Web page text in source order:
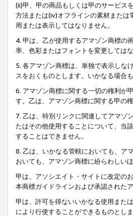
(ii)甲、甲の商品もしくは甲のサービス
方法または(iv)オフラインの素材または
用または表示してはなりません。
4. 甲は、乙が使用するアマゾン商標の
率、色彩またはフォントを変更しては
5. 各アマゾン商標は、単独で表示しな
スをおくものとします。いかなる場合
6. アマゾン商標に関する一切の権利が
す。乙は、アマゾン商標に関する甲の
7. 乙は、特別リンクに関連してアマゾ
たはその他使用することについて、当
することはできません。
8. 乙は、いかなる管轄においても、ア
おいても、アマゾン商標に紛らわしい
甲は、アソシエイト・サイトに改定の
本商標ガイドラインおよび承認された
甲は、許可を得ないいかなる使用また
により行使することができるものとしま